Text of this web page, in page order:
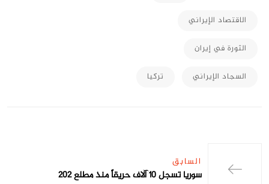
الاقتصاد الإيراني
الثورة في إيران
السجاد الإيراني تركيا
السابق
سوريا تسجل 10 آلاف حريقاً منذ مطلع 202